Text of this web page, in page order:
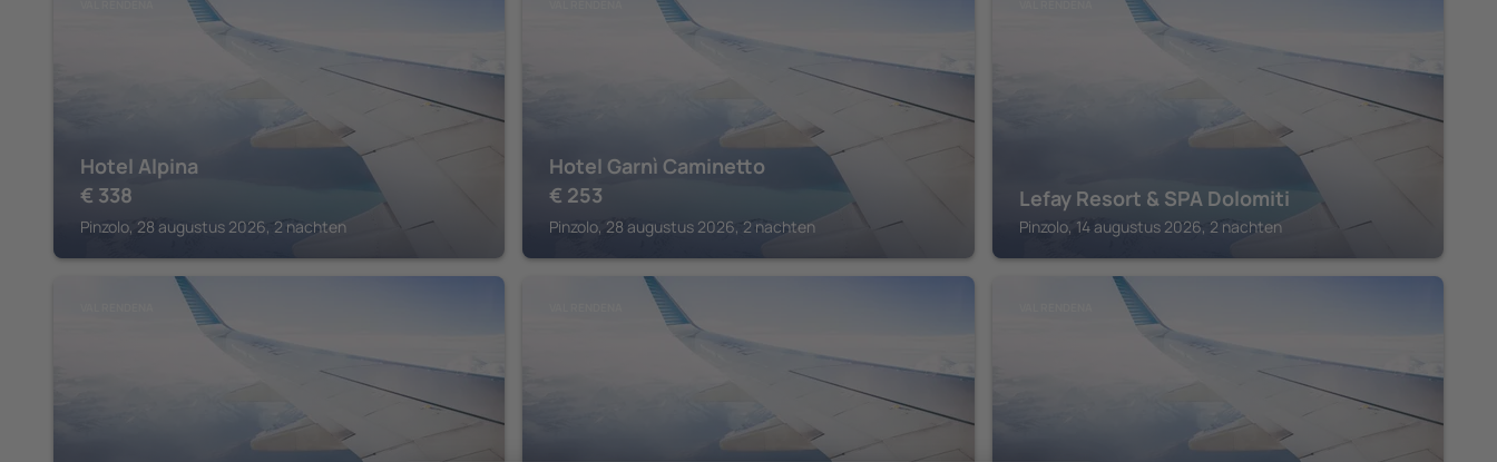
Hotel Alpina
€ 338
Pinzolo, 28 augustus 2026, 2 nachten
Hotel Garnì Caminetto
€ 253
Pinzolo, 28 augustus 2026, 2 nachten
Lefay Resort & SPA Dolomiti
Pinzolo, 14 augustus 2026, 2 nachten